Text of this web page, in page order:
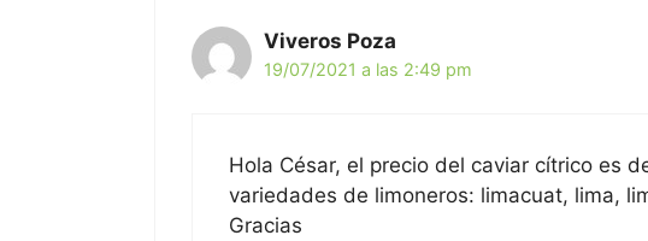
Viveros Poza
19/07/2021 a las 2:49 pm
Hola César, el precio del caviar cítrico es
variedades de limoneros: limacuat, lima,
Gracias